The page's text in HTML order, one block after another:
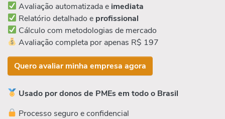
Avaliação automatizada e imediata
Relatório detalhado e profissional
Cálculo com metodologias de mercado
Avaliação completa por apenas R$ 197
Quero avaliar minha empresa agora
Usado por donos de PMEs em todo o Brasil
Processo seguro e confidencial